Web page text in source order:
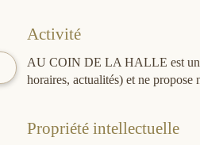
Activité
AU COIN DE LA HALLE est un
horaires, actualités) et ne
Propriété intellectuelle